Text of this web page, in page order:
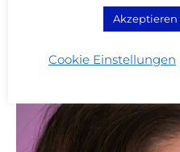
Akzeptieren
Cookie Einstellungen